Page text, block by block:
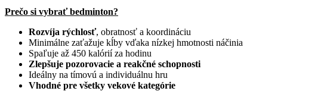
Prečo si vybrať bedminton?
Rozvíja rýchlosť, obratnosť a koordináciu
Minimálne zaťažuje kĺby vďaka nízkej hmotnosti náčinia
Spaľuje až 450 kalórií za hodinu
Zlepšuje pozorovacie a reakčné schopnosti
Ideálny na tímovú a individuálnu hru
Vhodné pre všetky vekové kategórie